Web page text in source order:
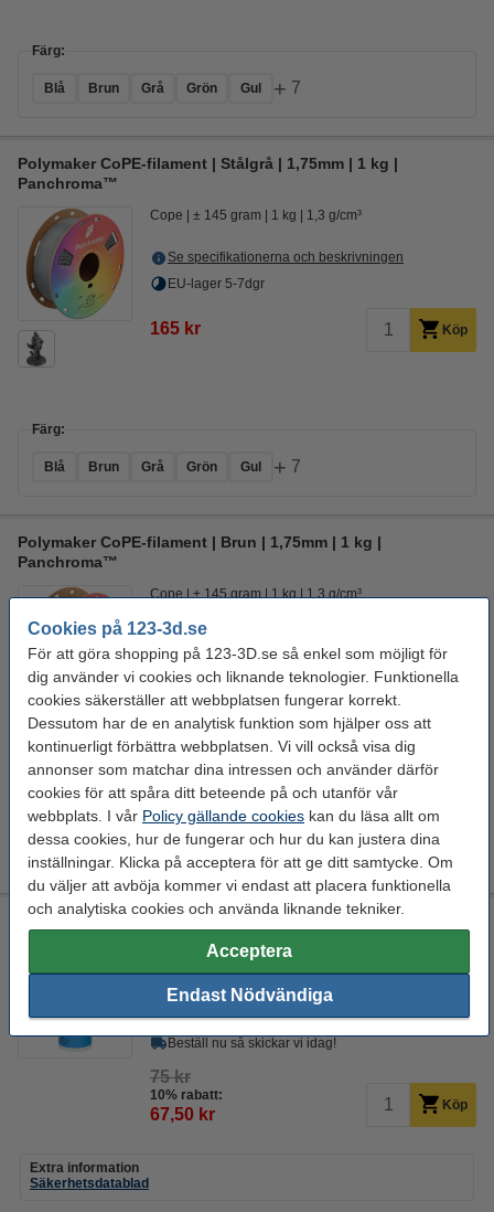
Cookies på 123-3d.se
För att göra shopping på 123-3D.se så enkel som möjligt för
dig använder vi cookies och liknande teknologier. Funktionella
cookies säkerställer att webbplatsen fungerar korrekt.
Dessutom har de en analytisk funktion som hjälper oss att
kontinuerligt förbättra webbplatsen. Vi vill också visa dig
annonser som matchar dina intressen och använder därför
cookies för att spåra ditt beteende på och utanför vår
webbplats. I vår Policy gällande cookies kan du läsa allt om
dessa cookies, hur de fungerar och hur du kan justera dina
inställningar. Klicka på acceptera för att ge ditt samtycke. Om
du väljer att avböja kommer vi endast att placera funktionella
och analytiska cookies och använda liknande tekniker.
Acceptera
Endast Nödvändiga
Färg:
Blå Brun Grå Grön Gul + 7
Polymaker CoPE-filament | Stålgrå | 1,75mm | 1 kg |
Panchroma™
Cope ± 145 gram 1 kg 1,3 g/cm³
Se specifikationerna och beskrivningen
EU-lager 5-7dgr
165 kr Köp
Färg:
Blå Brun Grå Grön Gul + 7
Polymaker CoPE-filament | Brun | 1,75mm | 1 kg |
Panchroma™
Cope ± 145 gram 1 kg 1,3 g/cm³
Se specifikationerna och beskrivningen
i lager
Beställ nu så skickar vi idag!
165 kr
Färg:
Blå Brun Grå Grön Gul + 7
123-3D självhäftande spray | 150ml
Download 123-3D 150 ml
Se specifikationerna och beskrivningen
i lager
Beställ nu så skickar vi idag!
75 kr
10% rabatt:
67,50 kr Köp
Extra information
Säkerhetsdatablad